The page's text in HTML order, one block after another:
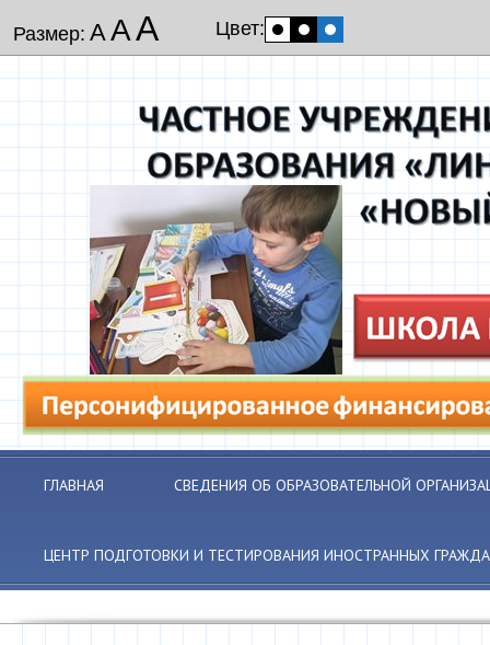
Размер: ААА Цвет:
ГЛАВНАЯ СВЕДЕНИЯ ОБ ОБРАЗОВАТЕЛЬНОЙ
ЦЕНТР ПОДГОТОВКИ И ТЕСТИРОВАНИЯ ИНОСТРАННЫХ